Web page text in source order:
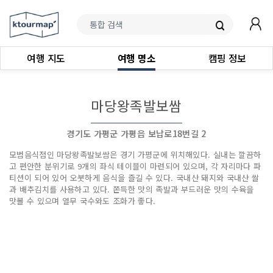
여행 지도 여행 명소 캠핑 정보
마당왕족발보쌈
경기도 가평군 가평읍 보납로18번길 2
모범음식점인 마당왕족발보쌈은 경기 가평군에 위치해있다. 실내는 깔끔하
고 편안한 분위기로 9개의 좌식 테이블이 마련되어 있으며, 각 자리마다 파
티션이 되어 있어 오붓하게 음식을 즐길 수 있다. 국내산 돼지와 국내산 쌀
과 배추김치를 사용하고 있다. 쫀득한 맛의 족발과 부드러운 맛의 수육을
맛볼 수 있으며 열무 국수와도 조화가 좋다.